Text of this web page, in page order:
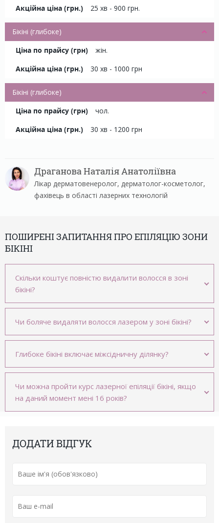
25 хв - 900 грн.
Бікіні (глибоке)
жін.
30 хв - 1000 грн
Бікіні (глибоке)
чол.
30 хв - 1200 грн
Драганова Наталія Анатоліївна
Лікар дерматовенеролог, дерматолог-косметолог,
фахівець в області лазерних технологій
ПОШИРЕНІ ЗАПИТАННЯ ПРО ЕПІЛЯЦІЮ ЗОНИ
БІКІНІ
Скільки коштує повністю видалити волосся в зоні
бікіні?
Чи боляче видаляти волосся лазером у зоні бікіні?
Глибоке бікіні включає міжсідничну ділянку?
Чи можна пройти курс лазерної епіляції бікіні, якщо
на даний момент мені 16 років?
ДОДАТИ ВІДГУК